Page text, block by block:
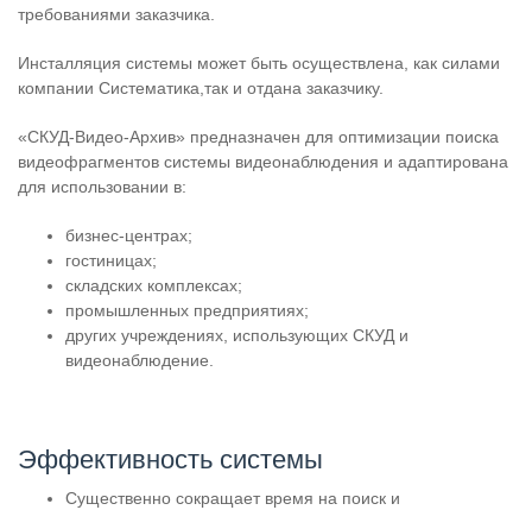
требованиями заказчика.
Инсталляция системы может быть осуществлена, как силами
компании Систематика, так и отдана заказчику.
«СКУД-Видео-Архив» предназначен для оптимизации поиска
видеофрагментов системы видеонаблюдения и адаптирована
для использовании в:
бизнес-центрах;
гостиницах;
складских комплексах;
промышленных предприятиях;
других учреждениях, использующих СКУД и
видеонаблюдение.
Эффективность системы
Существенно сокращает время на поиск и